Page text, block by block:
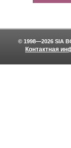
Контактная
© 1998—2026 SIA